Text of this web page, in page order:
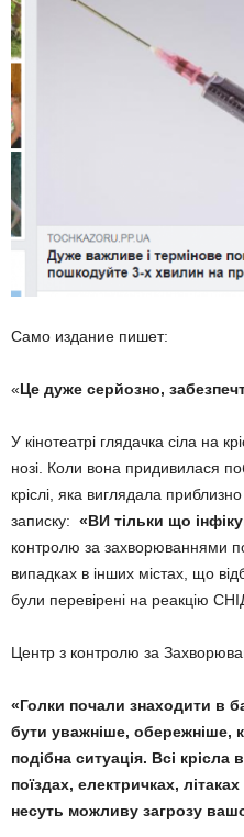
Само издание пишет:
«Це дуже серйозно,
У кінотеатрі глядачка сіла на
нозі. Коли вона придивилася
кріслі, яка виглядала
записку: «ВИ тільки що
контролю за захворюваннями
випадках в інших містах, що
були перевірені на реакцію
Центр з контролю за
«Голки почали знаходити в
бути уважніше, обережніше,
подібна ситуація. Всі
поїздах, електричках,
несуть можливу загрозу